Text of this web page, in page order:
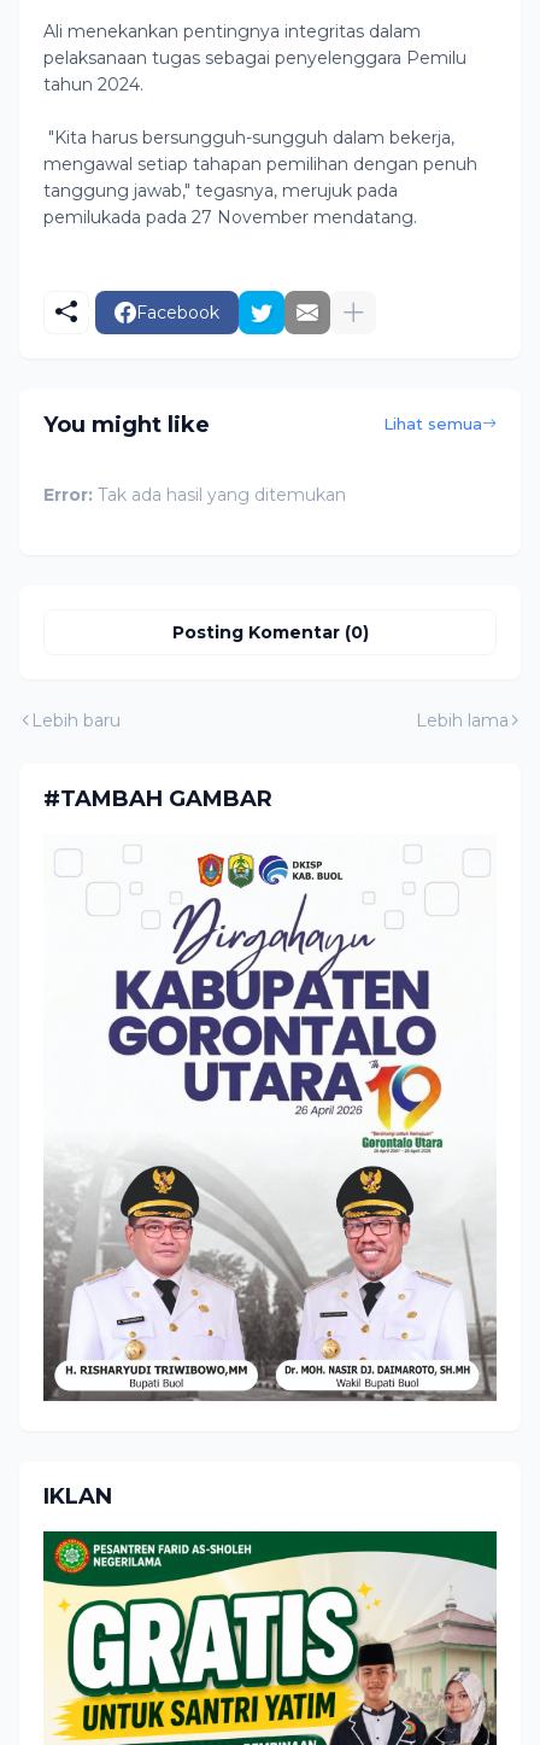
Ali menekankan pentingnya integritas dalam
pelaksanaan tugas sebagai penyelenggara Pemilu
tahun 2024.
"Kita harus bersungguh-sungguh dalam bekerja,
mengawal setiap tahapan pemilihan dengan penuh
tanggung jawab," tegasnya, merujuk pada
pemilukada pada 27 November mendatang.
Facebook
You might like Lihat semua
Error: Tak ada hasil yang ditemukan
Posting Komentar (0)
Lebih baru Lebih lama
#TAMBAH GAMBAR
IKLAN